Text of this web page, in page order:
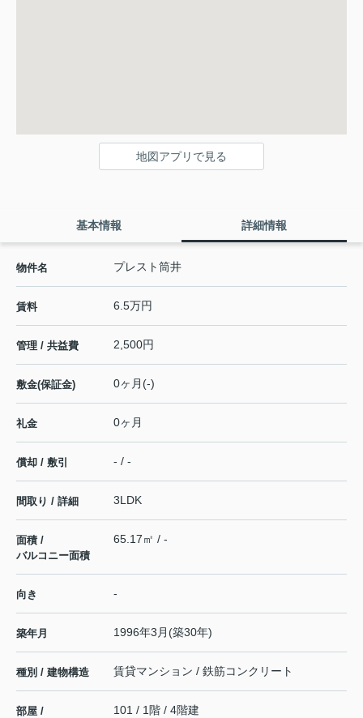
地図アプリで見る
基本情報 詳細情報
物件名 プレスト筒井
賃料 6.5万円
管理 / 共益費 2,500円
敷金(保証金) 0ヶ月(-)
礼金 0ヶ月
償却 / 敷引 - / -
間取り / 詳細 3LDK
面積 /
バルコニー面積
65.17㎡ / -
向き -
築年月 1996年3月(築30年)
種別 / 建物構造 賃貸マンション / 鉄筋コンクリート
部屋 /
101 / 1階 / 4階建